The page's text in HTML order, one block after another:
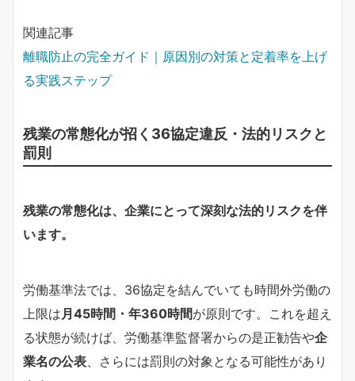
関連記事
離職防止の完全ガイド｜原因別の対策と定着率を上げ
る実践ステップ
残業の常態化が招く36協定違反・法的リスクと
罰則
残業の常態化は、企業にとって深刻な法的リスクを伴
います。
労働基準法では、36協定を結んでいても時間外労働の
上限は 月45時間・年360時間が原則です。これを超え
る状態が続けば、労働基準監督署からの是正勧告や企
業名の公表 、さらには罰則の対象となる可能性があり